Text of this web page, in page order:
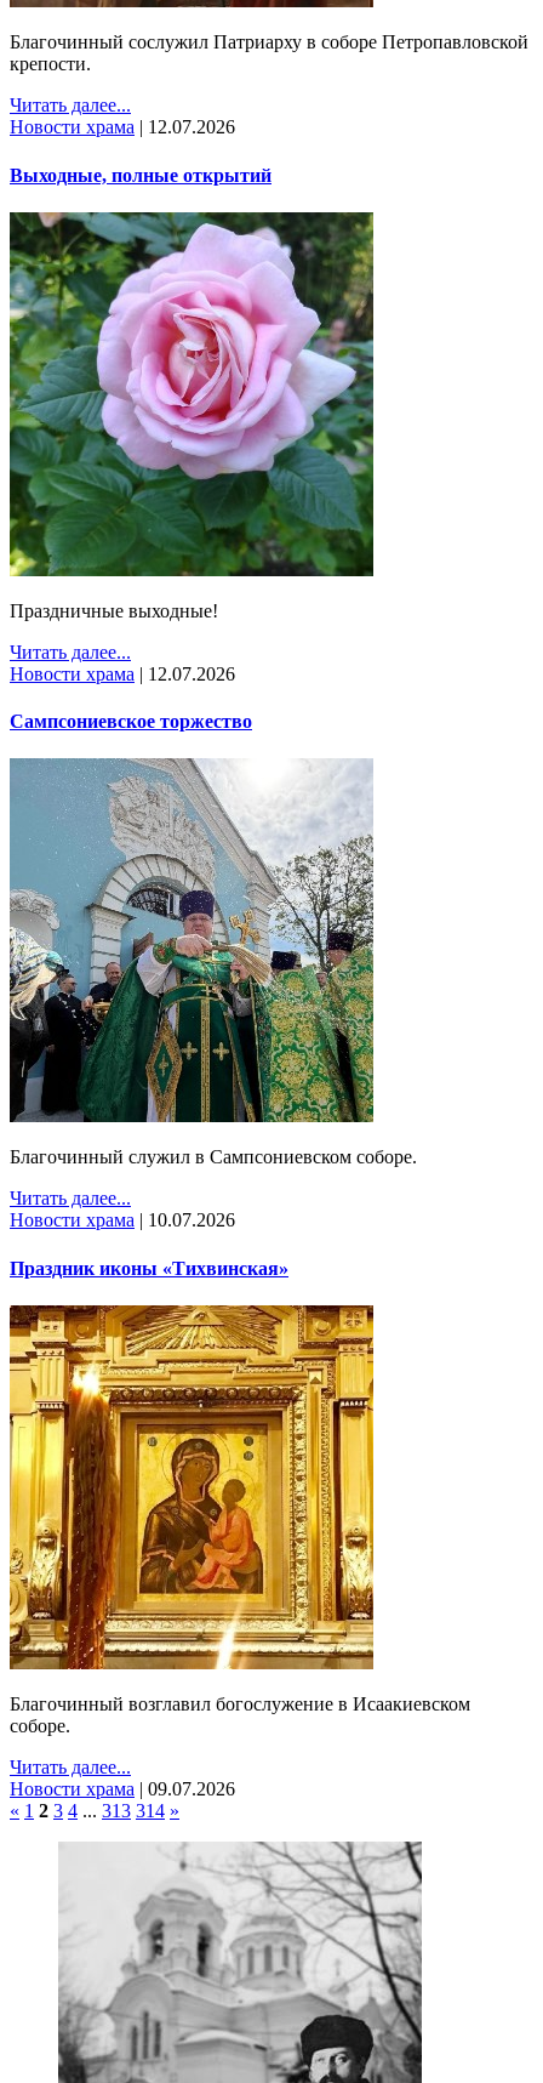
Благочинный сослужил Патриарху в соборе Петропавловской
крепости.
Читать далее...
Новости храма | 12.07.2026
Выходные, полные открытий
Праздничные выходные!
Читать далее...
Новости храма | 12.07.2026
Сампсониевское торжество
Благочинный служил в Сампсониевском соборе.
Читать далее...
Новости храма | 10.07.2026
Праздник иконы «Тихвинская»
Благочинный возглавил богослужение в Исаакиевском
соборе.
Читать далее...
Новости храма | 09.07.2026
« 1 2 3 4 ... 313 314 »